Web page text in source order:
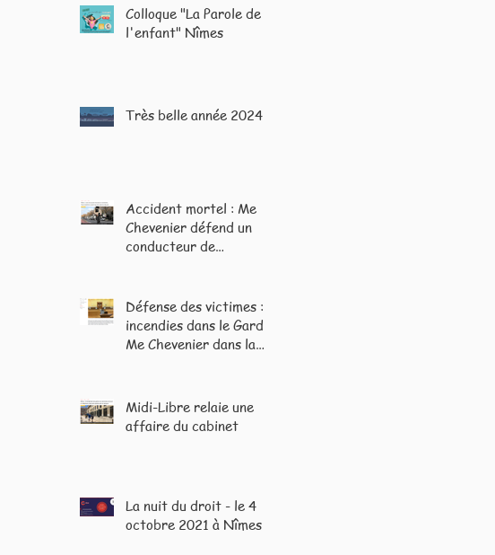
Colloque "La Parole de
l'enfant" Nîmes
Très belle année 2024 !
Accident mortel : Me
Chevenier défend un
conducteur de
Défense des victimes :
incendies dans le Gard -
Me Chevenier dans la
Midi-Libre relaie une
affaire du cabinet
La nuit du droit - le 4
octobre 2021 à Nîmes